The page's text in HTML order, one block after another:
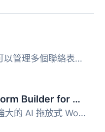
Contact Form 7 可以管理多個聯絡表單，並且您可以使用簡單的...
WPForms – AI Form Builder for WordPress – Contact Forms, Payment Forms, Survey Form, Quiz & More
WPForms 是一款強大的 AI 拖放式 WordPress 表單建構器，讓使...